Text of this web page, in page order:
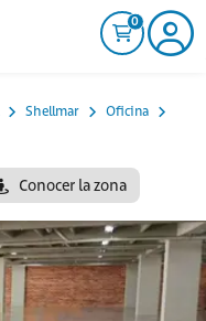
0
Shellmar Oficina
Conocer la zona